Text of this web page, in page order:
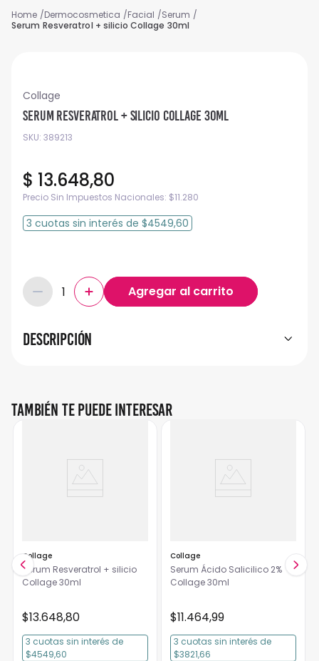
Dermocosmetica Facial
Serum
Serum Resveratrol + silicio Collage 30ml
Collage
Serum Resveratrol + silicio Collage 30ml
SKU: 389213
$ 13.648,80
Precio Sin Impuestos Nacionales: $11.280
3 cuotas sin interés de $4549,60
Descripción
También te puede interesar
Collage
Serum Resveratrol + silicio
Collage 30ml
$13.648,80
3 cuotas sin interés de
$4549,60
Collage
Serum Ácido Salicilico 2%
Collage 30ml
$11.464,99
3 cuotas sin interés de
$3821,66